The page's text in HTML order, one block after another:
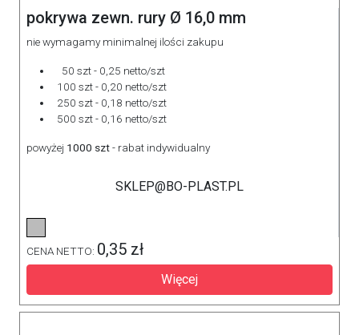
pokrywa zewn. rury Ø 16,0 mm
nie wymagamy minimalnej ilości zakupu
50 szt - 0,25 netto/szt
100 szt - 0,20 netto/szt
250 szt - 0,18 netto/szt
500 szt - 0,16 netto/szt
powyżej 1000 szt- rabat indywidualny
SKLEP@BO-PLAST.PL
CENA NETTO: 0,35 zł
Więcej